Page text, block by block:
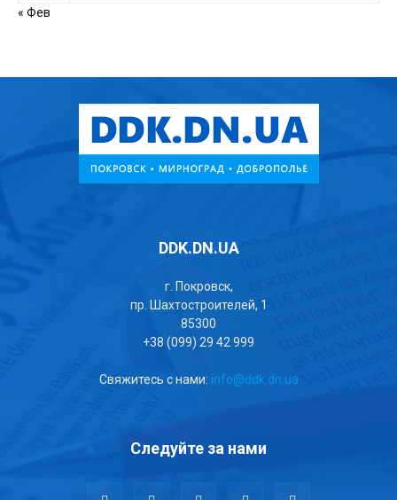
« Фев
DDK.DN.UA
г. Покровск,
пр. Шахтостроителей, 1
85300
+38 (099) 29 42 999
Свяжитесь с нами: info@ddk.dn.ua
Следуйте за нами